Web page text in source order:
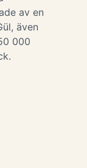
av en
även
000